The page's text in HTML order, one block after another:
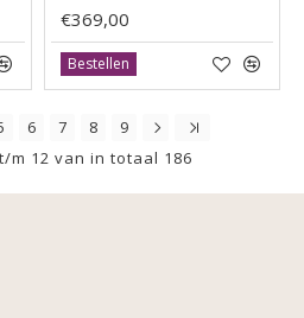
€369,00
Bestellen
6 7 8
9
m 12 van in totaal 186